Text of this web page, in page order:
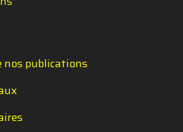
nos publications